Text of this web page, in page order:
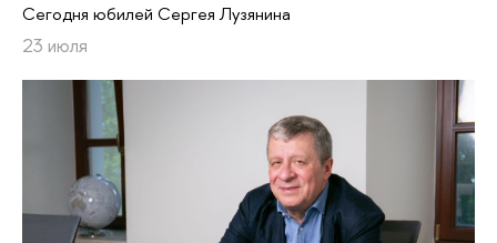
Сегодня юбилей Сергея Лузянина
23 июля